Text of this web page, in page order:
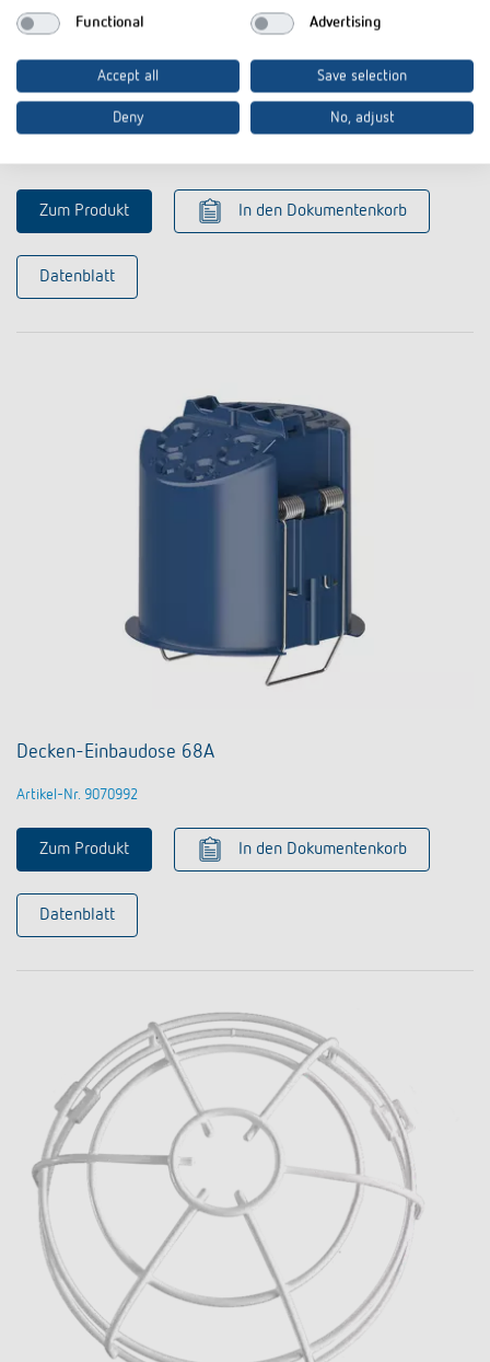
AP-Rahmen 110A WH
Zum Produkt In den Dokumentenkorb
Datenblatt
Decken-Einbaudose 68A
Artikel-Nr. 9070992
Zum Produkt In den Dokumentenkorb
Datenblatt
Functional Advertising
Accept all Save selection
Deny No, adjust